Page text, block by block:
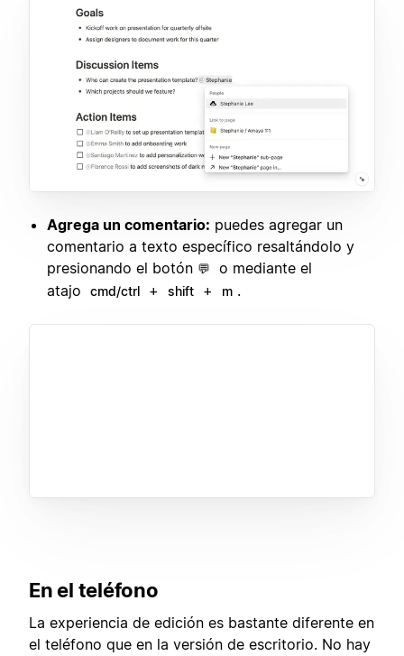
Agrega un comentario: puedes agregar un
comentario a texto específico resaltándolo y
presionando el botón 💬
o mediante el
atajo
cmd/ctrl + shift + m .
En el teléfono
La experiencia de edición es bastante diferente en
el teléfono que en la versión de escritorio. No hay